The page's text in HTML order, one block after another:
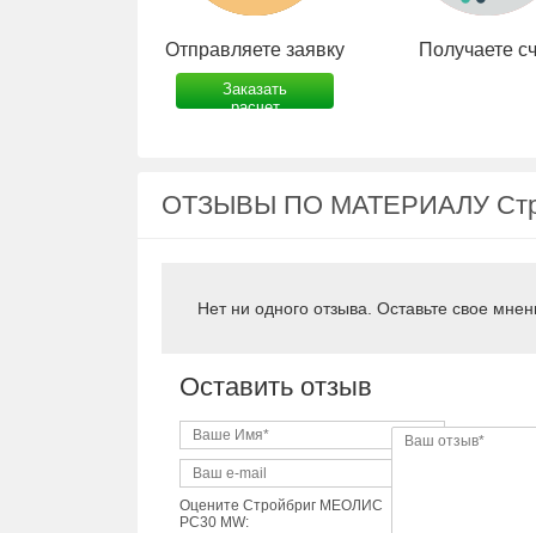
Отправляете заявку
Заказать
расчет
Получаете
ОТЗЫВЫ ПО МАТЕРИАЛУ
Нет ни одного отзыва. Оставьте свое
Оставить отзыв
Оцените Стройбриг МЕОЛИС
PC30 MW: